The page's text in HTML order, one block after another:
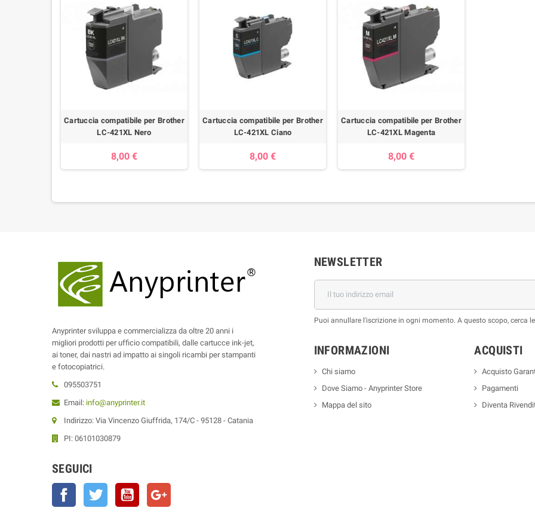
Cartuccia compatibile per Brother
LC-421XL Nero
8,00 €
Cartuccia compatibile per Brother
LC-421XL Ciano
8,00 €
Cartuccia compatibile per Brother
LC-421XL Magenta
8,00 €
Anyprinter sviluppa e commercializza da oltre 20 anni i
migliori prodotti per ufficio compatibili, dalle cartucce ink-jet,
ai toner, dai nastri ad impatto ai singoli ricambi per stampanti
e fotocopiatrici.
095503751
Email: info@anyprinter.it
Indirizzo: Via Vincenzo Giuffrida, 174/C - 95128 - Catania
PI: 06101030879
SEGUICI
Facebook Twitter YouTube
NEWSLETTER
Puoi annullare l'iscrizione in ogni momento. A questo scopo, cerca
INFORMAZIONI
Chi siamo
Dove Siamo - Anyprinter Store
Mappa del sito
ACQUISTI
Acquisto
Pagamenti
Diventa